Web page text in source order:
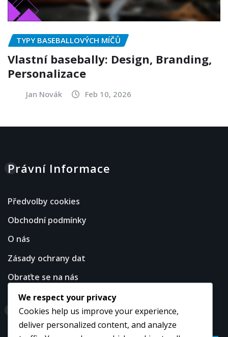
TYPY BASEBALLOVÝCH MÍČŮ
Vlastní basebally: Design, Branding,
Personalizace
Jan Novák Feb 10, 2026
Právní Informace
Předvolby cookies
Obchodní podmínky
O nás
Zásady ochrany dat
Obraťte se na nás
Hledat
We respect your privacy
Cookies help us improve your experience,
deliver personalized content, and analyze